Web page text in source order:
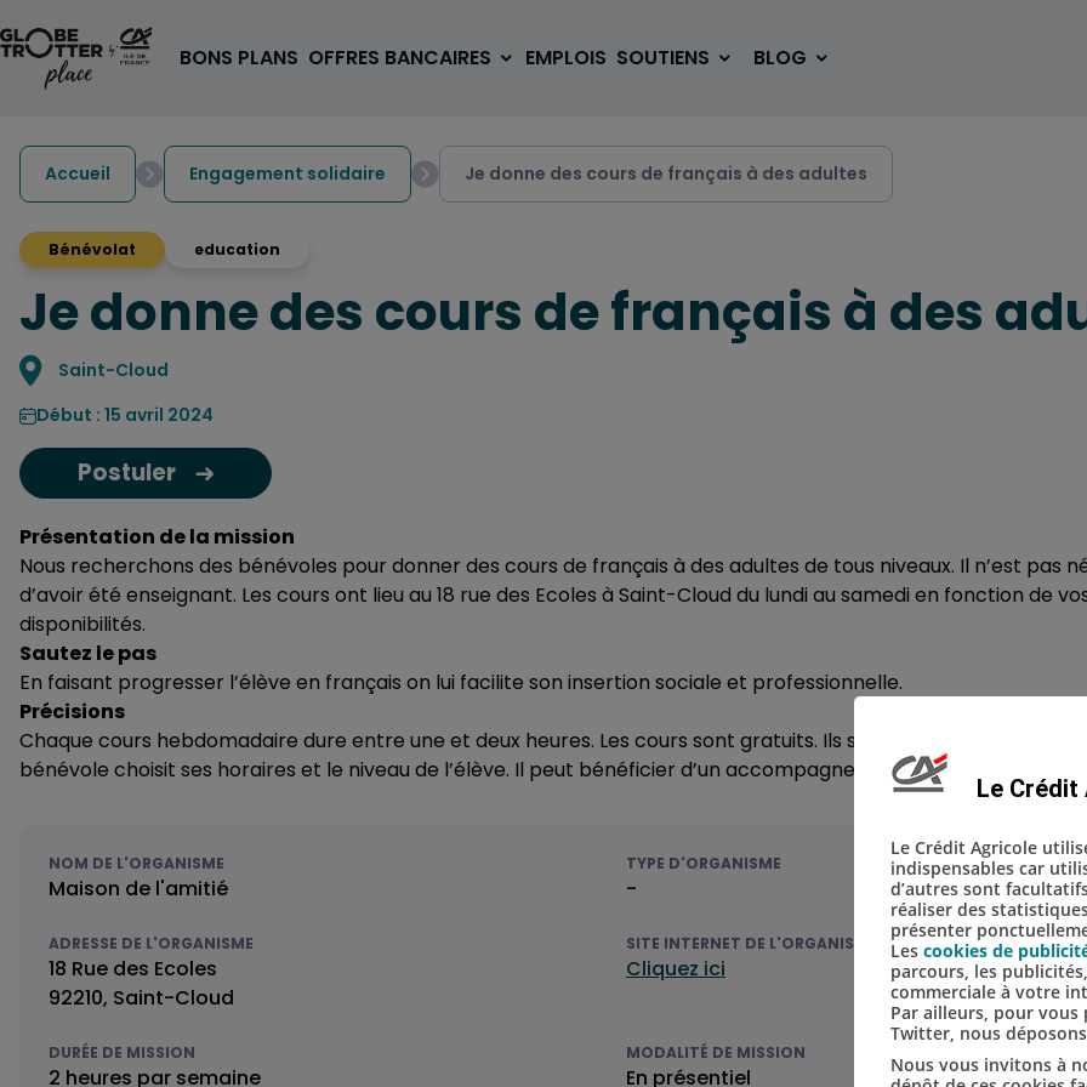
BONS PLANS OFFRES BANCAIRES EMPLOIS SOUTIENS BLOG
A PARTIR DE 3€
1 carte, 0 frais à l'étranger
Accueil Engagement solidaire Je donne des cours de français à des adultes
Bénévolat education
Je donne des cours de français à des
Localisation
Saint-Cloud
Début : 15 avril 2024
Postuler
Présentation de la mission
Nous recherchons des bénévoles pour donner des cours de français à des adultes de tous niveaux. Il n’est pas
d’avoir été enseignant. Les cours ont lieu au 18 rue des Ecoles à Saint-Cloud du lundi au samedi en fonction de
disponibilités.
Sautez le pas
En faisant progresser l’élève en français on lui facilite son insertion sociale et professionnelle.
Précisions
Chaque cours hebdomadaire dure entre une et deux heures. Les cours sont gratuits. Ils sont individuels ou
bénévole choisit ses horaires et le niveau de l’élève. Il peut bénéficier d’un accompagnement.
NOM DE L'ORGANISME
Maison de l'amitié
TYPE D'ORGANISME
-
ADRESSE DE L'ORGANISME
18 Rue des Ecoles
92210, Saint-Cloud
SITE INTERNET DE L'ORGANISME
Cliquez ici
DURÉE DE MISSION
2 heures par semaine
MODALITÉ DE MISSION
En présentiel
Le
Le Crédit Agricole
indispensables car
d’autres sont
réaliser des
présenter
Les cookies de
parcours, les
commerciale à votre
Par ailleurs, pour
Twitter, nous
Nous vous invitons à